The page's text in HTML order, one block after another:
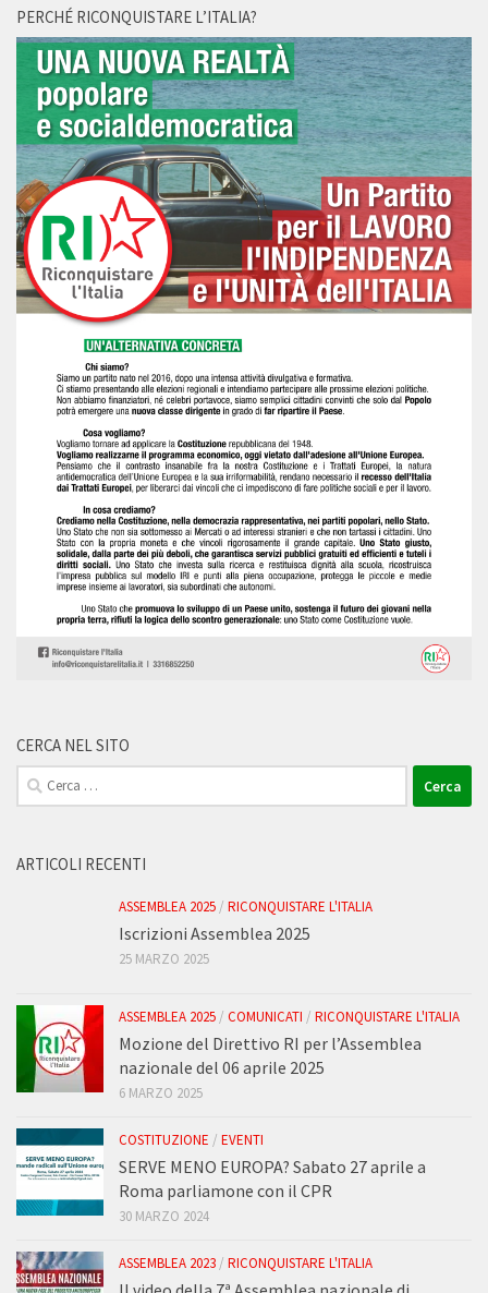
PERCHÉ RICONQUISTARE L’ITALIA?
CERCA NEL SITO
Ricerca
per:
ARTICOLI RECENTI
ASSEMBLEA 2025 / RICONQUISTARE L'ITALIA
Iscrizioni Assemblea 2025
25 MARZO 2025
ASSEMBLEA 2025 / COMUNICATI / RICONQUISTARE L'ITALIA
Mozione del Direttivo RI per l’Assemblea
nazionale del 06 aprile 2025
6 MARZO 2025
COSTITUZIONE / EVENTI
SERVE MENO EUROPA? Sabato 27 aprile a
Roma parliamone con il CPR
30 MARZO 2024
ASSEMBLEA 2023 / RICONQUISTARE L'ITALIA